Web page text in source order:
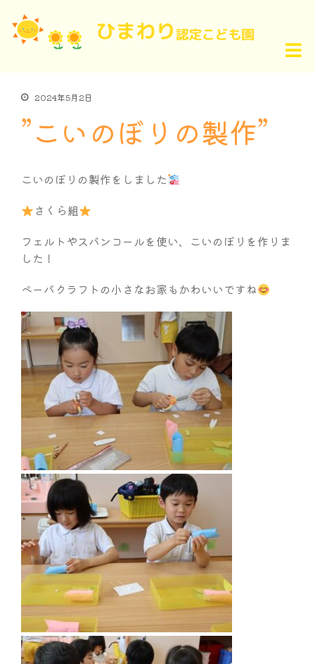
2024年5月2日
”こいのぼりの製作”
こいのぼりの製作をしました
さくら組
フェルトやスパンコールを使い、こいのぼりを作りま
した！
ペーパクラフトの小さなお家もかわいいですね